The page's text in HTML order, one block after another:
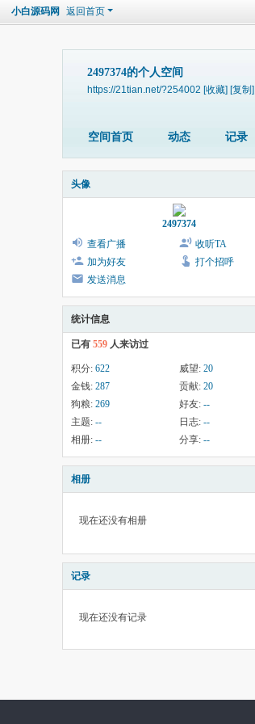
小白源码网 返回首页
2497374的个人空间
https://21tian.net/?254002 [收藏] [复制]
空间首页 动态 记录
头像
2497374
查看广播
收听TA
加为好友
打个招呼
发送消息
统计信息
已有 559 人来访过
积分: 622 威望: 20
金钱: 287 贡献: 20
狗粮: 269 好友: --
主题: -- 日志: --
相册: -- 分享: --
相册
现在还没有相册
记录
现在还没有记录